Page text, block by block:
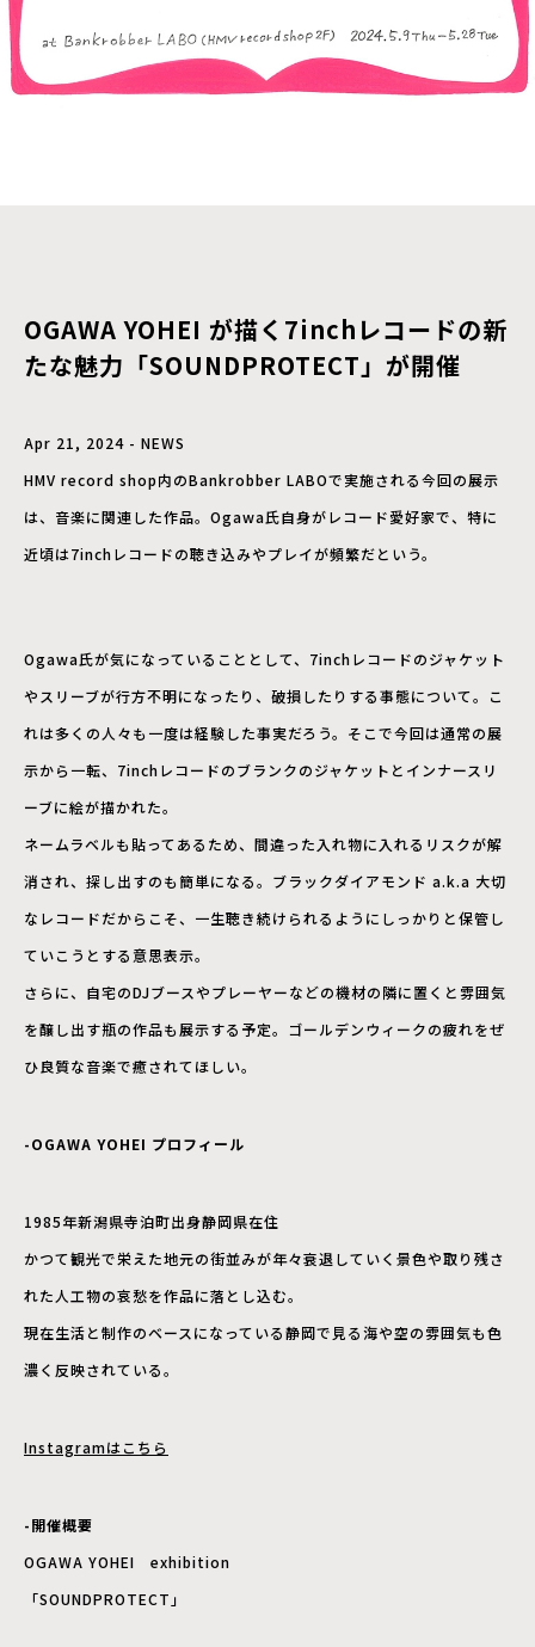
OGAWA YOHEI が描く7inchレコードの新
たな魅力「SOUNDPROTECT」が開催
Apr 21, 2024 - NEWS
HMV record shop内のBankrobber LABOで実施される今回の展示
は、音楽に関連した作品。Ogawa氏自身がレコード愛好家で、特に
近頃は7inchレコードの聴き込みやプレイが頻繁だという。
Ogawa氏が気になっていることとして、7inchレコードのジャケット
やスリーブが行方不明になったり、破損したりする事態について。こ
れは多くの人々も一度は経験した事実だろう。そこで今回は通常の展
示から一転、7inchレコードのブランクのジャケットとインナースリ
ーブに絵が描かれた。
ネームラベルも貼ってあるため、間違った入れ物に入れるリスクが解
消され、探し出すのも簡単になる。ブラックダイアモンド a.k.a 大切
なレコードだからこそ、一生聴き続けられるようにしっかりと保管し
ていこうとする意思表示。
さらに、自宅のDJブースやプレーヤーなどの機材の隣に置くと雰囲気
を醸し出す瓶の作品も展示する予定。ゴールデンウィークの疲れをぜ
ひ良質な音楽で癒されてほしい。
-OGAWA YOHEI プロフィール
1985年新潟県寺泊町出身静岡県在住
かつて観光で栄えた地元の街並みが年々衰退していく景色や取り残さ
れた人工物の哀愁を作品に落とし込む。
現在生活と制作のベースになっている静岡で見る海や空の雰囲気も色
濃く反映されている。
Instagramはこちら
-開催概要
OGAWA YOHEI exhibition
「SOUNDPROTECT」